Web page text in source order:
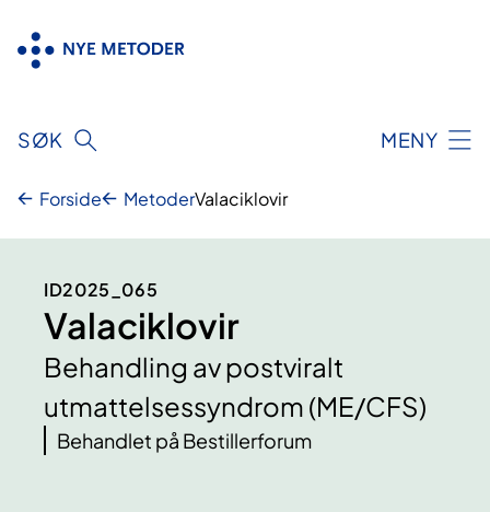
innhold
SØK MENY
Forside MetoderValaciklovir
ID2025_065
Valaciklovir
Behandling av postviralt
utmattelsessyndrom (ME/CFS)
Behandlet på Bestillerforum